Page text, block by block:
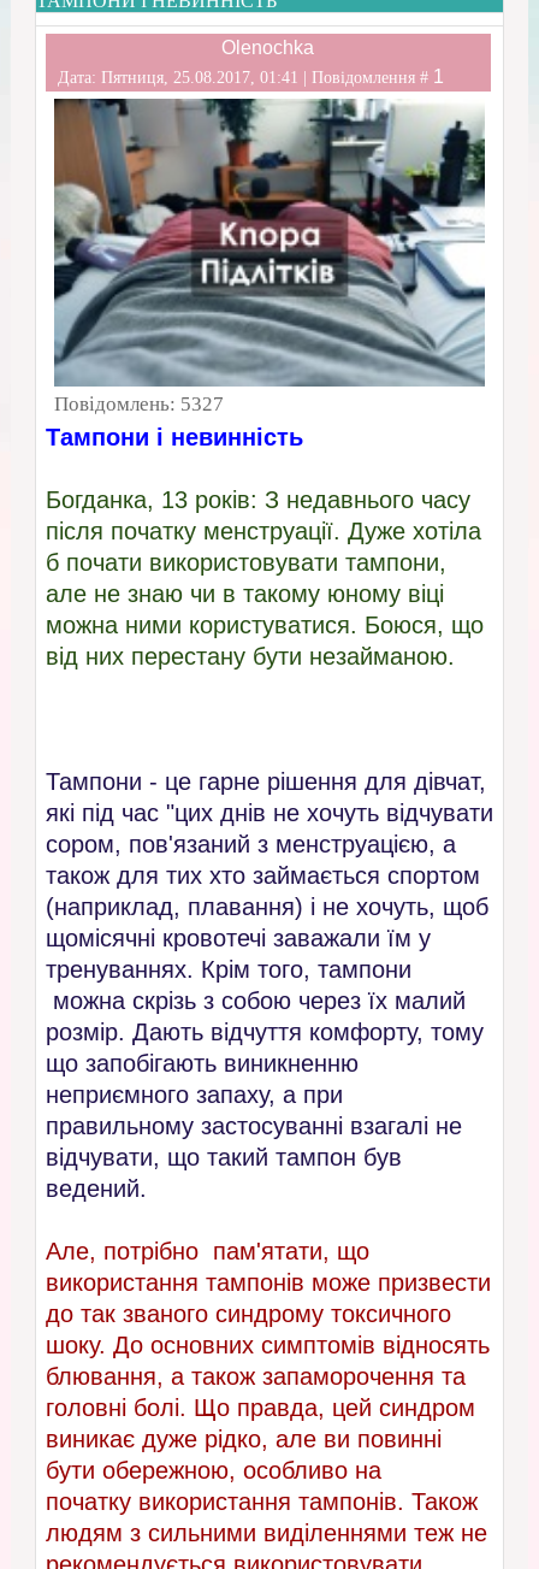
Olenochka
Дата: Пятниця, 25.08.2017, 01:41 | Повідомлення # 1
Повідомлень: 5327
Тампони і невинність
Богданка, 13 років: З недавнього часу
після початку менструації. Дуже хотіла
б почати використовувати тампони,
але не знаю чи в такому юному віці
можна ними користуватися. Боюся, що
від них перестану бути незайманою.
Тампони - це гарне рішення для дівчат,
які під час "цих днів не хочуть відчувати
сором, пов'язаний з менструацією, а
також для тих хто займається спортом
(наприклад, плавання) і не хочуть, щоб
щомісячні кровотечі заважали їм у
тренуваннях. Крім того, тампони
можна скрізь з собою через їх малий
розмір. Дають відчуття комфорту, тому
що запобігають виникненню
неприємного запаху, а при
правильному застосуванні взагалі не
відчувати, що такий тампон був
ведений.
Але, потрібно пам'ятати, що
використання тампонів може призвести
до так званого синдрому токсичного
шоку. До основних симптомів відносять
блювання, а також запаморочення та
головні болі. Що правда, цей синдром
виникає дуже рідко, але ви повинні
бути обережною, особливо на
початку використання тампонів. Також
людям з сильними виділеннями теж не